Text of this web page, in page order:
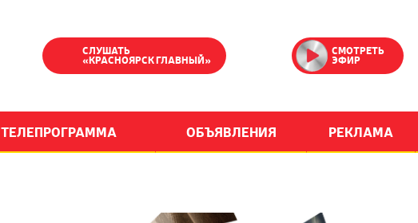
СЛУШАТЬ
«КРАСНОЯРСК ГЛАВНЫЙ»
СМОТРЕТЬ
ЭФИР
ТЕЛЕПРОГРАММА ОБЪЯВЛЕНИЯ РЕКЛАМА